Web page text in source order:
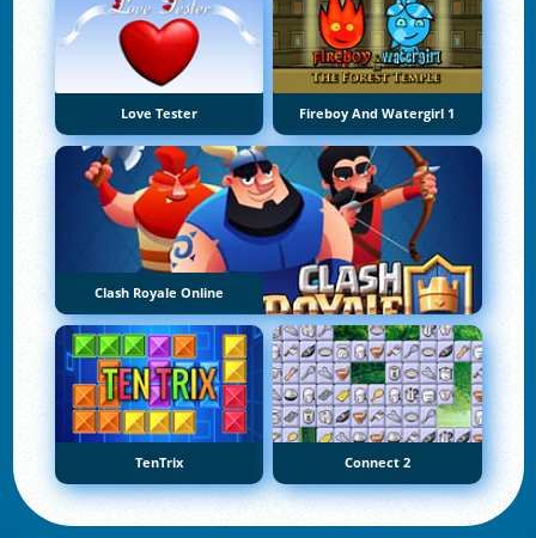
Love Tester Fireboy And Watergirl 1
Clash Royale Online
TenTrix Connect 2